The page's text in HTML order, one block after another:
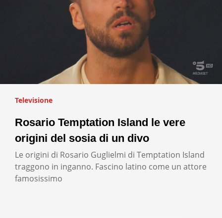
Televisione
Rosario Temptation Island le vere
origini del sosia di un divo
Le origini di Rosario Guglielmi di Temptation Island
traggono in inganno. Fascino latino come un attore
famosissimo